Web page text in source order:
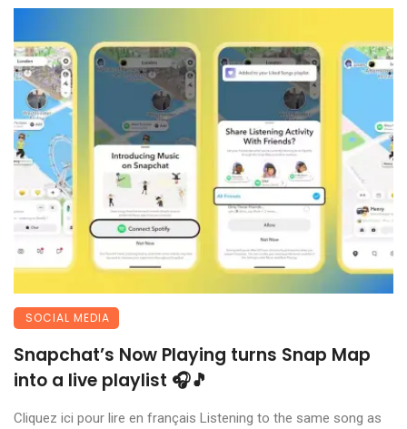
SOCIAL MEDIA
Snapchat’s Now Playing turns Snap Map
into a live playlist 🎧🎵
Cliquez ici pour lire en français Listening to the same song as